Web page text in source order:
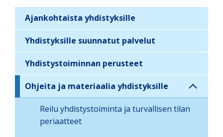
S
d
a
Ajankohtaista yhdistyksille
Yhdistyksille suunnatut palvelut
Yhdistystoiminnan perusteet
Ohjeita ja materiaalia yhdistyksille
Reilu yhdistystoiminta ja turvallisen tilan
periaatteet